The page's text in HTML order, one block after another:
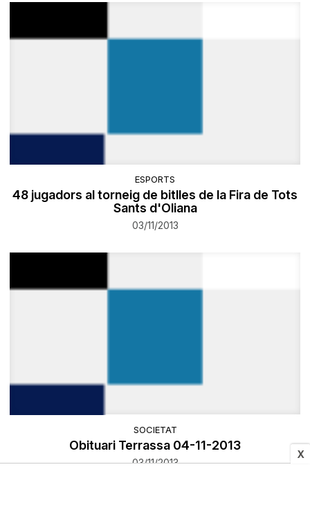
X
ESPORTS
48 jugadors al torneig de bitlles de la Fira de Tots
Sants d'Oliana
03/11/2013
SOCIETAT
Obituari Terrassa 04-11-2013
03/11/2013